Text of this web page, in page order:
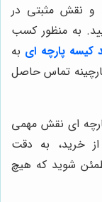
و نقش مثبتی در
به منظور کسب
کیسه پارچه ای به
تماس حاصل
ای نقش مهمی
خرید، به دقت
شوید که هیچ